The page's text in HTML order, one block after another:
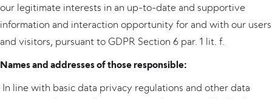
our legitimate interests in an up-to-date and supportive
information and interaction opportunity for and with our users
and visitors, pursuant to GDPR Section 6 par. 1 lit. f.
Names and addresses of those responsible:
In line with basic data privacy regulations and other data